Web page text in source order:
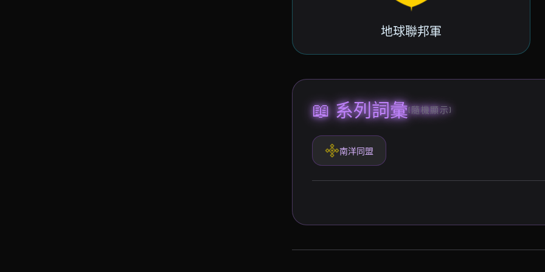
地球聯邦軍
📖 系列詞彙(隨機顯示)
南洋同盟